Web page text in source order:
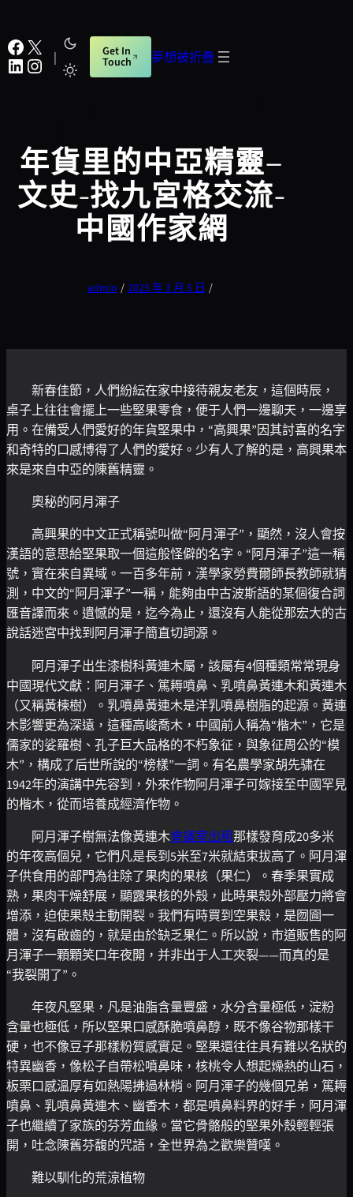
至
主
要
夢想被折疊
Facebook X
LinkedIn Instagram | Get In
Touch
年貨里的中亞精靈–
文史-找九宮格交流-
中國作家網
admin / 2025 年 3 月 5 日 /
新春佳節，人們紛紜在家中接待親友老友，這個時辰，
桌子上往往會擺上一些堅果零食，便于人們一邊聊天，一邊享
用。在備受人們愛好的年貨堅果中，“高興果”因其討喜的名字
和奇特的口感博得了人們的愛好。少有人了解的是，高興果本
來是來自中亞的陳舊精靈。
奧秘的阿月渾子
高興果的中文正式稱號叫做“阿月渾子”，顯然，沒人會按
漢語的意思給堅果取一個這般怪僻的名字。“阿月渾子”這一稱
號，實在來自異域。一百多年前，漢學家勞費爾師長教師就猜
測，中文的“阿月渾子”一稱，能夠由中古波斯語的某個復合詞
匯音譯而來。遺憾的是，迄今為止，還沒有人能從那宏大的古
說話迷宮中找到阿月渾子簡直切詞源。
阿月渾子出生漆樹科黃連木屬，該屬有4個種類常常現身
中國現代文獻：阿月渾子、篤耨噴鼻、乳噴鼻黃連木和黃連木
（又稱黃楝樹）。乳噴鼻黃連木是洋乳噴鼻樹脂的起源。黃連
木影響更為深遠，這種高峻喬木，中國前人稱為“楷木”，它是
儒家的娑羅樹、孔子巨大品格的不朽象征，與象征周公的“模
木”，構成了后世所說的“榜樣”一詞。有名農學家胡先骕在
1942年的演講中先容到，外來作物阿月渾子可嫁接至中國罕見
的楷木，從而培養成經濟作物。
阿月渾子樹無法像黃連木會議室出租那樣發育成20多米
的年夜高個兒，它們凡是長到5米至7米就結束拔高了。阿月渾
子供食用的部門為往除了果肉的果核（果仁）。春季果實成
熟，果肉干燥舒展，顯露果核的外殼，此時果殼外部壓力將會
增添，迫使果殼主動開裂。我們有時買到空果殼，是囫圇一
體，沒有啟齒的，就是由於缺乏果仁。所以說，市道販售的阿
月渾子一顆顆笑口年夜開，并非出于人工夾裂——而真的是
“我裂開了”。
年夜凡堅果，凡是油脂含量豐盛，水分含量極低，淀粉
含量也極低，所以堅果口感酥脆噴鼻醇，既不像谷物那樣干
硬，也不像豆子那樣粉質感實足。堅果還往往具有難以名狀的
特異幽香，像松子自帶松噴鼻味，核桃令人想起燥熱的山石，
板栗口感溫厚有如熱陽拂過林梢。阿月渾子的幾個兄弟，篤耨
噴鼻、乳噴鼻黃連木、幽香木，都是噴鼻料界的好手，阿月渾
子也繼續了家族的芬芳血緣。當它骨骼般的堅果外殼輕輕張
開，吐念陳舊芬馥的咒語，全世界為之歡樂贊嘆。
難以馴化的荒涼植物